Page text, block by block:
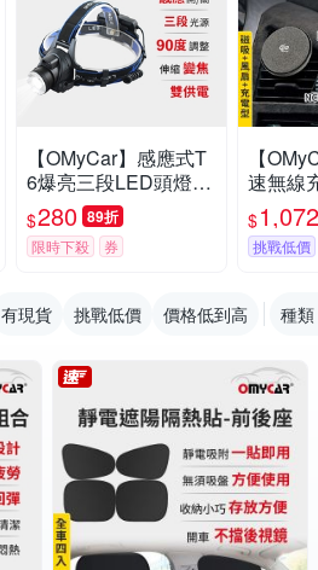
【OMyCar】感應式T
6爆亮三段LED頭燈
(停電 超強光 釣魚頭
燈 登山頭燈 工作頭
燈)
$280 89折
限時下殺 券
【
速無線
冷氣
一年保
感應充
$1,072
挑戰低價
有現貨 挑戰低價 價格低到高 種類